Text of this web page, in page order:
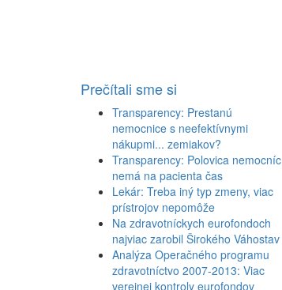
Prečítali sme si
Transparency: Prestanú
nemocnice s neefektívnymi
nákupmi... zemiakov?
Transparency: Polovica nemocníc
nemá na pacienta čas
Lekár: Treba iný typ zmeny, viac
prístrojov nepomôže
Na zdravotníckych eurofondoch
najviac zarobil Širokého Váhostav
Analýza Operačného programu
zdravotníctvo 2007-2013: Viac
verejnej kontroly eurofondov